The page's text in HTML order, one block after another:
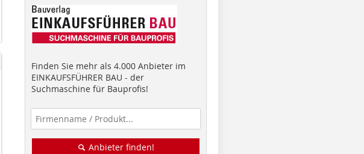
Finden Sie mehr als 4.000 Anbieter im
EINKAUFSFÜHRER BAU - der
Suchmaschine für Bauprofis!
Anbieter finden!